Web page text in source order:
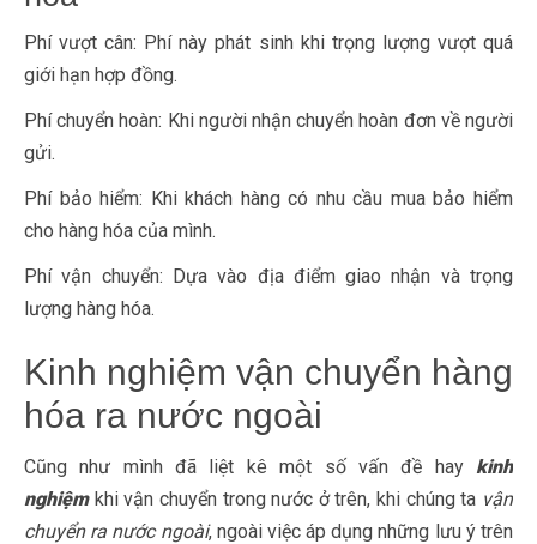
Phí vượt cân: Phí này phát sinh khi trọng lượng vượt quá
giới hạn hợp đồng.
Phí chuyển hoàn: Khi người nhận chuyển hoàn đơn về người
gửi.
Phí bảo hiểm: Khi khách hàng có nhu cầu mua bảo hiểm
cho hàng hóa của mình.
Phí vận chuyển: Dựa vào địa điểm giao nhận và trọng
lượng hàng hóa.
Kinh nghiệm vận chuyển hàng
hóa ra nước ngoài
Cũng như mình đã liệt kê một số vấn đề hay kinh
nghiệmkhi vận chuyển trong nước ở trên, khi chúng ta vận
chuyển ra nước ngoài, ngoài việc áp dụng những lưu ý trên